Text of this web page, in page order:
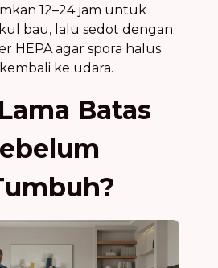
12–24 jam untuk
bau, lalu sedot dengan
HEPA agar spora halus
ke udara.
Batas